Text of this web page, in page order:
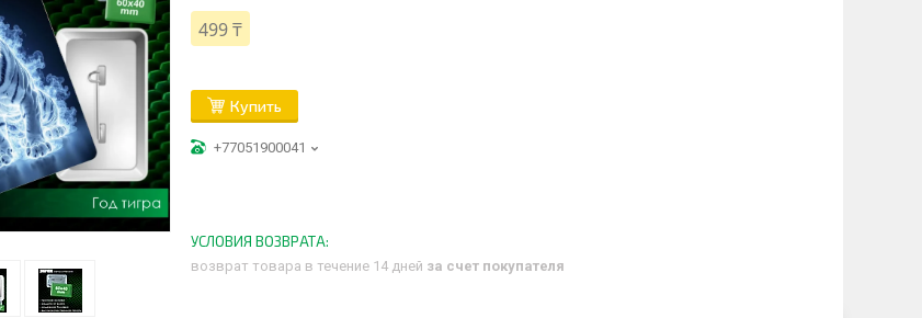
499 ₸
Купить
+77051900041
возврат товара в течение 14 дней за счет покупателя